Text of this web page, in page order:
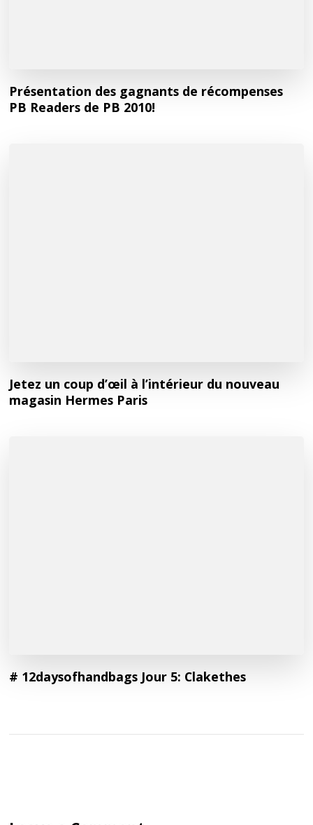
Présentation des gagnants de récompenses
PB Readers de PB 2010!
Jetez un coup d’œil à l’intérieur du nouveau
magasin Hermes Paris
# 12daysofhandbags Jour 5: Clakethes